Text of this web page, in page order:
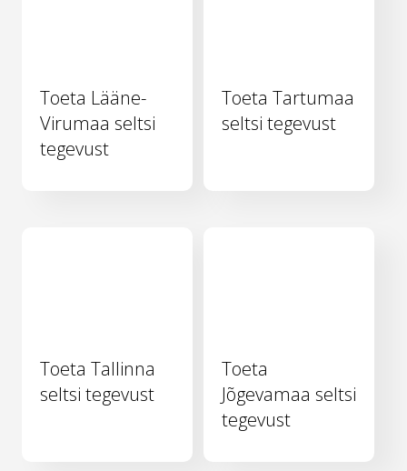
Toeta Lääne-
Virumaa seltsi
tegevust
Toeta Tartumaa
seltsi tegevust
Toeta Tallinna
seltsi tegevust
Toeta
Jõgevamaa seltsi
tegevust